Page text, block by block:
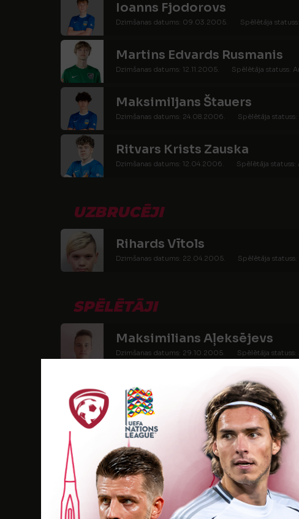
Ioanns Fjodorovs
Dzimšanas datums: 09.03.2005. Spēlētāja
Martins Edvards Rusmanis
Dzimšanas datums: 12.11.2005. Spēlētāja statuss:
Maksimiljans Štauers
Dzimšanas datums: 24.08.2006. Spēlētāja
Ritvars Krists Zauska
Dzimšanas datums: 12.04.2006. Spēlētāja statuss:
UZBRUCĒJI
Rihards Vītols
Dzimšanas datums: 22.04.2005. Spēlētāja statuss:
SPĒLĒTĀJI
Maksimilians Aļeksējevs
Dzimšanas datums: 29.10.2005. Spēlētāja statuss:
Roberts Apsīts
Dzimšanas datums: 29.01.2006. Spēlētāja statuss:
Milāns Belašovs
Dzimšanas datums: 26.07.2005. Spēlētāja statuss:
Daniels Bondars
Dzimšanas datums: 06.12.2006. Spēlētāja statuss: